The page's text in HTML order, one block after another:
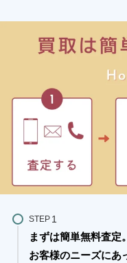
STEP
まずは簡単無料査定。
お客様のニーズにあ